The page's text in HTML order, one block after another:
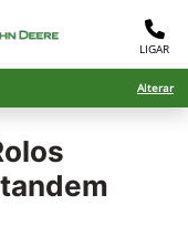
LIGAR
Alterar